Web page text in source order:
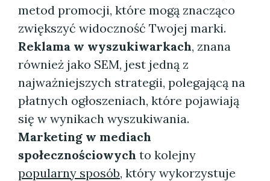
metod promocji, które mogą znacząco
zwiększyć widoczność Twojej marki.
Reklama w wyszukiwarkach, znana
również jako SEM, jest jedną z
najważniejszych strategii, polegającą na
płatnych ogłoszeniach, które pojawiają
się w wynikach wyszukiwania.
Marketing w mediach
społecznościowych to kolejny
popularny sposób, który wykorzystuje